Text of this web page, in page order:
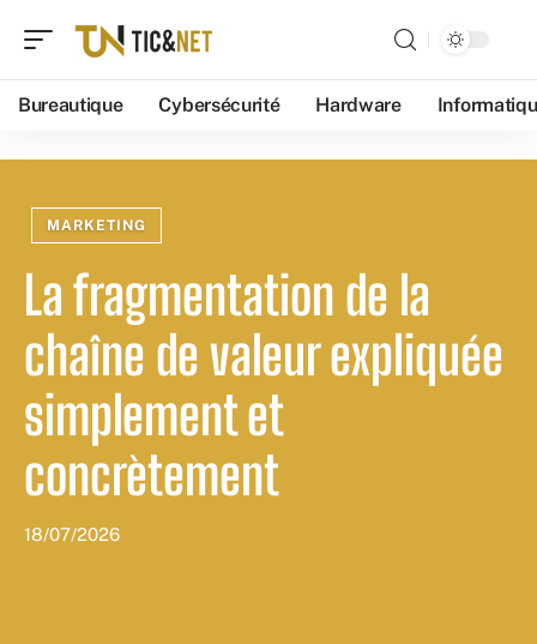
Bureautique Cybersécurité Hardware
MARKETING
La fragmentation de la
chaîne de valeur expliquée
simplement et
concrètement
18/07/2026